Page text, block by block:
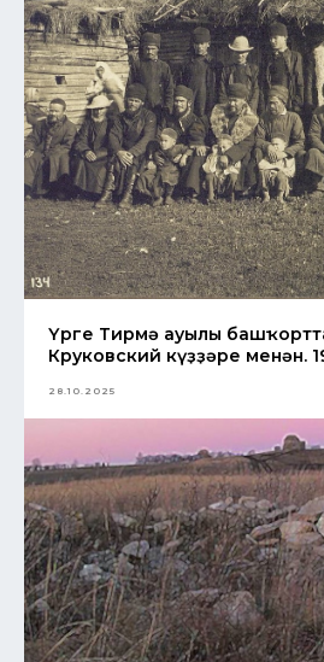
Үрге Тирмә ауылы
Круковский күҙҙәре менән.
28.10.2025